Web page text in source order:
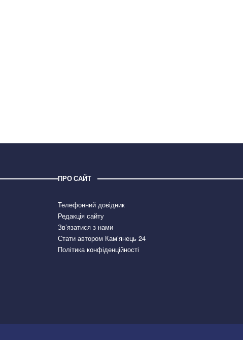
ПРО САЙТ
Телефонний довідник
Редакція сайту
Зв’язатися з нами
Стати автором Кам’янець 24
Політика конфіденційності